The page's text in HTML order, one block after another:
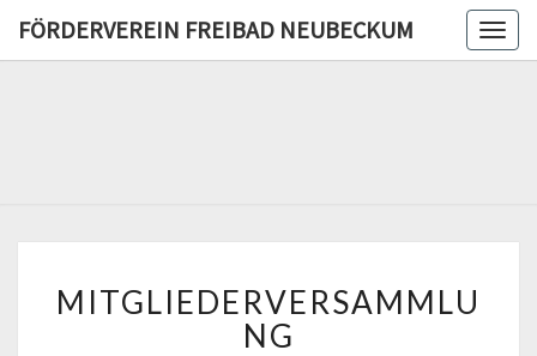
FÖRDERVEREIN FREIBAD NEUBECKUM
MITGLIEDERVERSAMMLU
NG